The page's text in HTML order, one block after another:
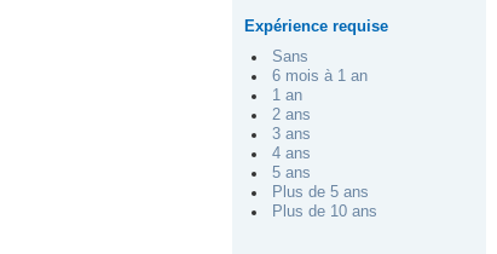
Expérience requise
Sans
6 mois à 1 an
1 an
2 ans
3 ans
4 ans
5 ans
Plus de 5 ans
Plus de 10 ans